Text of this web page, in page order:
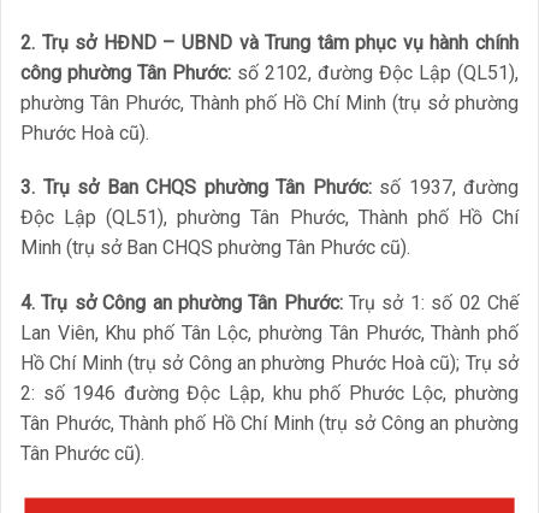
2. Trụ sở HĐND – UBND và Trung tâm phục vụ hành chính
công phường Tân Phước: số 2102, đường Độc Lập (QL51),
phường Tân Phước, Thành phố Hồ Chí Minh (trụ sở phường
Phước Hoà cũ).
3. Trụ sở Ban CHQS phường Tân Phước:số 1937, đường
Độc Lập (QL51), phường Tân Phước, Thành phố Hồ Chí
Minh (trụ sở Ban CHQS phường Tân Phước cũ).
4. Trụ sở Công an phường Tân Phước:Trụ sở 1: số 02 Chế
Lan Viên, Khu phố Tân Lộc, phường Tân Phước, Thành phố
Hồ Chí Minh (trụ sở Công an phường Phước Hoà cũ); Trụ sở
2: số 1946 đường Độc Lập, khu phố Phước Lộc, phường
Tân Phước, Thành phố Hồ Chí Minh (trụ sở Công an phường
Tân Phước cũ).